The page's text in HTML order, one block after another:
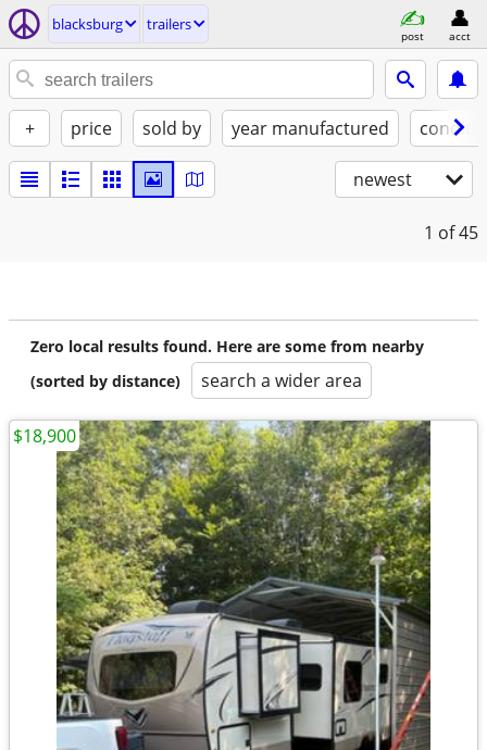
blacksburg trailers
post acct
+ price sold by year manufactured
newest
1 of 45
Zero local results found. Here are some from nearby
(sorted by distance)
search a wider area
$18,900